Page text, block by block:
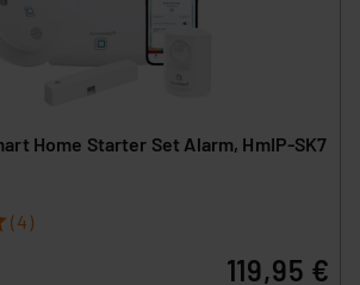
Home Starter Set Alarm, HmIP-SK7
(4)
119,95 €